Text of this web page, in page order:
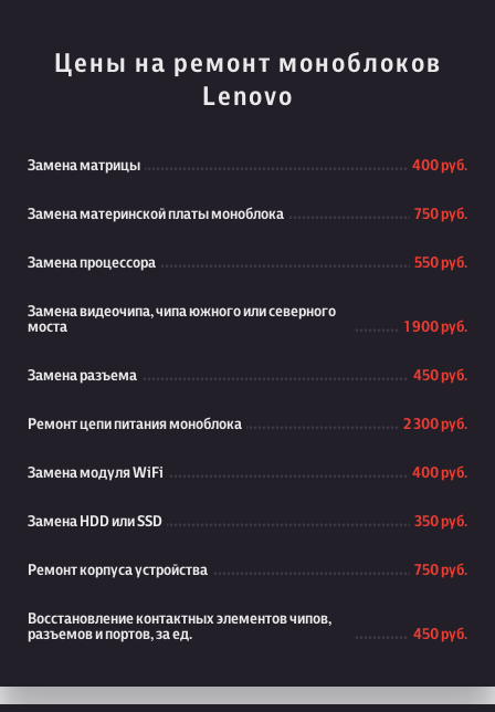
Цены на ремонт моноблоков
Lenovo
Замена матрицы 400 руб.
Замена материнской платы моноблока 750 руб.
Замена процессора 550 руб.
Замена видеочипа, чипа южного или северного
моста
1 900 руб.
Замена разъема 450 руб.
Ремонт цепи питания моноблока 2 300 руб.
Замена модуля WiFi 400 руб.
Замена HDD или SSD 350 руб.
Ремонт корпуса устройства 750 руб.
Восстановление контактных элементов чипов,
разъемов и портов, за ед.
450 руб.